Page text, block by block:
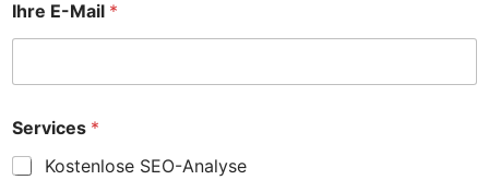
Ihre E-Mail *
Services *
Kostenlose SEO-Analyse